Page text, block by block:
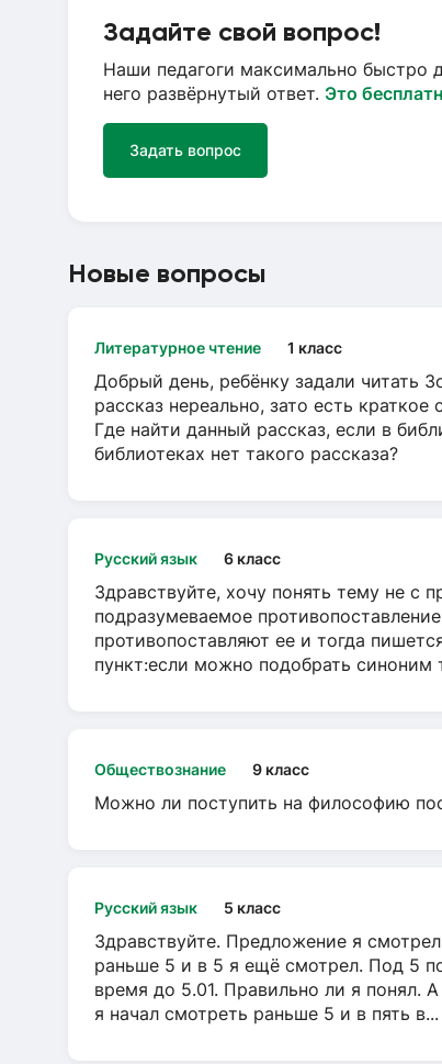
Задайте свой вопрос!
Наши педагоги максимально быстро
него развёрнутый ответ. Это
Задать вопрос
Новые вопросы
Литературное чтение 1 класс
Добрый день, ребёнку задали читать
рассказ нереально, зато есть
Где найти данный рассказ, если в
библиотеках нет такого рассказа?
Русский язык 6 класс
Здравствуйте, хочу понять тему не с
подразумеваемое
противопоставляют ее и тогда
пункт:если можно подобрать синоним
Обществознание 9 класс
Можно ли поступить на философию
Русский язык 5 класс
Здравствуйте. Предложение я
раньше 5 и в 5 я ещё смотрел. Под 5
время до 5.01. Правильно ли я понял.
я начал смотреть раньше 5 и в пять в...